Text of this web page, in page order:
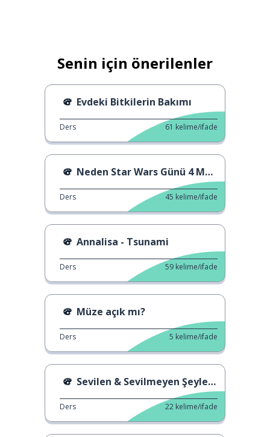
Senin için önerilenler
Evdeki Bitkilerin Bakımı
Ders 61 kelime/ifade
Neden Star Wars Günü 4 Mayıs'ta?
Ders 45 kelime/ifade
Annalisa - Tsunami
Ders 59 kelime/ifade
Müze açık mı?
Ders 5 kelime/ifade
Sevilen & Sevilmeyen Şeyler 4
Ders 22 kelime/ifade